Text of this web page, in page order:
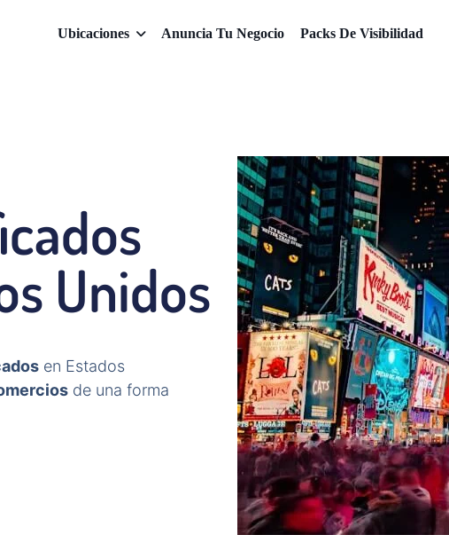
Ubicaciones Anuncia Tu Negocio Packs De Visibilidad
Unidos
en Estados
de una forma